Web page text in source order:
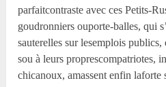
parfaitcontraste avec ces Petits-
goudronniers ouporte-balles, qui
sauterelles sur lesemplois
sou à leurs proprescompatriotes,
chicanoux, amassent enfin laforte